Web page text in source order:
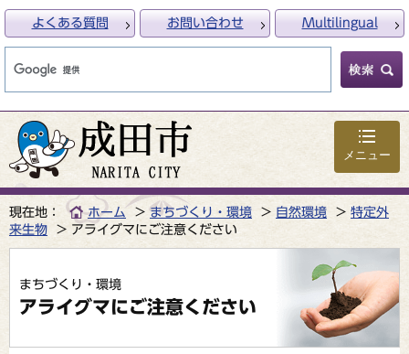
メニュー
よくある質問 お問い合わせ Multilingual
現在地： ホーム まちづくり・環境 自然環境
特定外
来生物
アライグマにご注意ください
まちづくり・環境
アライグマにご注意ください